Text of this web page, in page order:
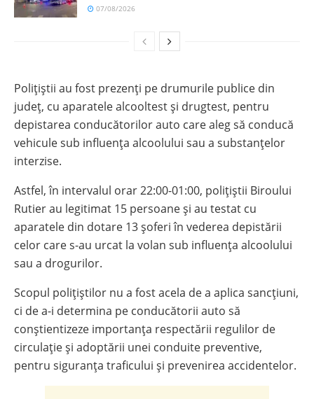
07/08/2026
Polițiștii au fost prezenți pe drumurile publice din
județ, cu aparatele alcooltest și drugtest, pentru
depistarea conducătorilor auto care aleg să conducă
vehicule sub influenţa alcoolului sau a substanţelor
interzise.
Astfel, în intervalul orar 22:00-01:00, polițiștii Biroului
Rutier au legitimat 15 persoane și au testat cu
aparatele din dotare 13 șoferi în vederea depistării
celor care s-au urcat la volan sub influența alcoolului
sau a drogurilor.
Scopul polițiștilor nu a fost acela de a aplica sancțiuni,
ci de a-i determina pe conducătorii auto să
conștientizeze importanța respectării regulilor de
circulație și adoptării unei conduite preventive,
pentru siguranța traficului și prevenirea accidentelor.